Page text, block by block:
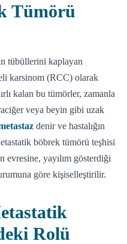
Tümörü
tübüllerini kaplayan
karsinom (RCC) olarak
kalan bu tümörler, zamanla
veya beyin gibi uzak
denir ve hastalığın
böbrek tümörü teşhisi
evresine, yayılım gösterdiği
göre kişiselleştirilir.
Rolü